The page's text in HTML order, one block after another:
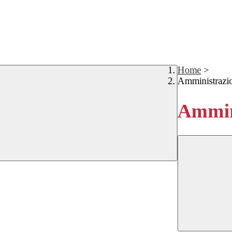
Home >